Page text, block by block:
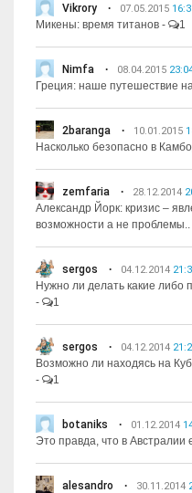
Vikrory 07.05.2015
Микены: время титанов - 1
Nimfa 08.04.2015
Греция: наше путешествие
2baranga 10.01.2015
Насколько безопасно в
zemfaria 28.12.2014
Александр Йорк: кризис –
возможности а не проблемы..
sergos 04.12.2014
Нужно ли делать какие либо
-
1
sergos 04.12.2014
Возможно ли находясь на
-
1
botaniks 01.12.2014
Это правда, что в Австралии
alesandro 30.11.2014